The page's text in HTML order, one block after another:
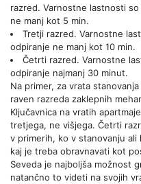
razred. Varnostne lastnosti
ne manj kot 5 min.
Tretji razred. Varnostne
odpiranje ne manj kot 10 min.
Četrti razred. Varnostne
odpiranje najmanj 30 minut.
Na primer, za vrata
raven razreda zaklepnih
Ključavnica na vratih
tretjega, ne višjega. Četrti
v primerih, ko v stanovanju
kaj je treba obravnavati kot
Seveda je najboljša možnost
natančno to videti na svojih